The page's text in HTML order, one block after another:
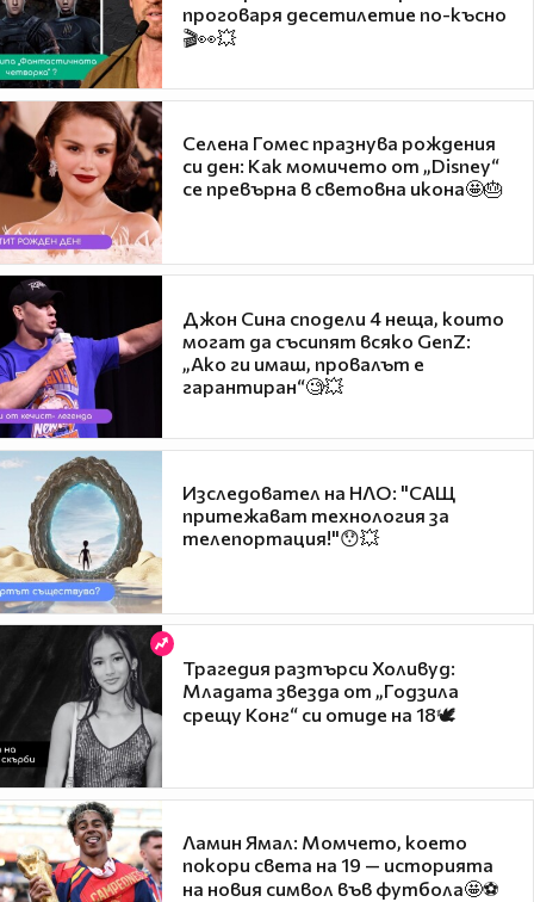
проговаря десетилетие по-късно
🎬👀💥
Селена Гомес празнува рождения
си ден: Как момичето от „Disney“
се превърна в световна икона🤩🎂
Джон Сина сподели 4 неща, които
могат да съсипят всяко GenZ:
„Ако ги имаш, провалът е
гарантиран“🧐💥
Изследовател на НЛО: "САЩ
притежават технология за
телепортация!"😯💥
Трагедия разтърси Холивуд:
Младата звезда от „Годзила
срещу Конг“ си отиде на 18🕊️
Ламин Ямал: Момчето, което
покори света на 19 — историята
на новия символ във футбола🤩⚽